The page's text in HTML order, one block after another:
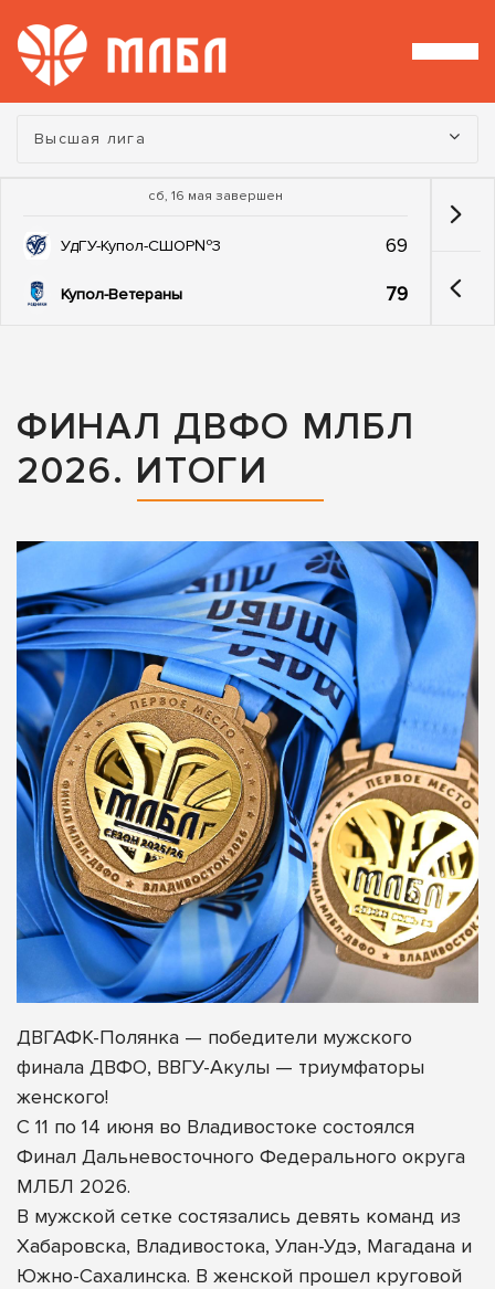
Турнир:
Высшая лига
сб, 16 мая завершен
УдГУ-Купол-СШОР№3 69
Купол-Ветераны 79
ФИНАЛ ДВФО МЛБЛ
2026. ИТОГИ
ДВГАФК-Полянка — победители мужского
финала ДВФО, ВВГУ-Акулы — триумфаторы
женского!
С 11 по 14 июня во Владивостоке состоялся
Финал Дальневосточного Федерального округа
МЛБЛ 2026.
В мужской сетке состязались девять команд из
Хабаровска, Владивостока, Улан-Удэ, Магадана и
Южно-Сахалинска. В женской прошел круговой